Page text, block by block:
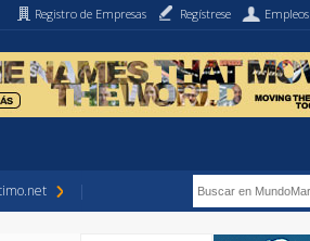
Registro de Empresas Regístrese Empleos